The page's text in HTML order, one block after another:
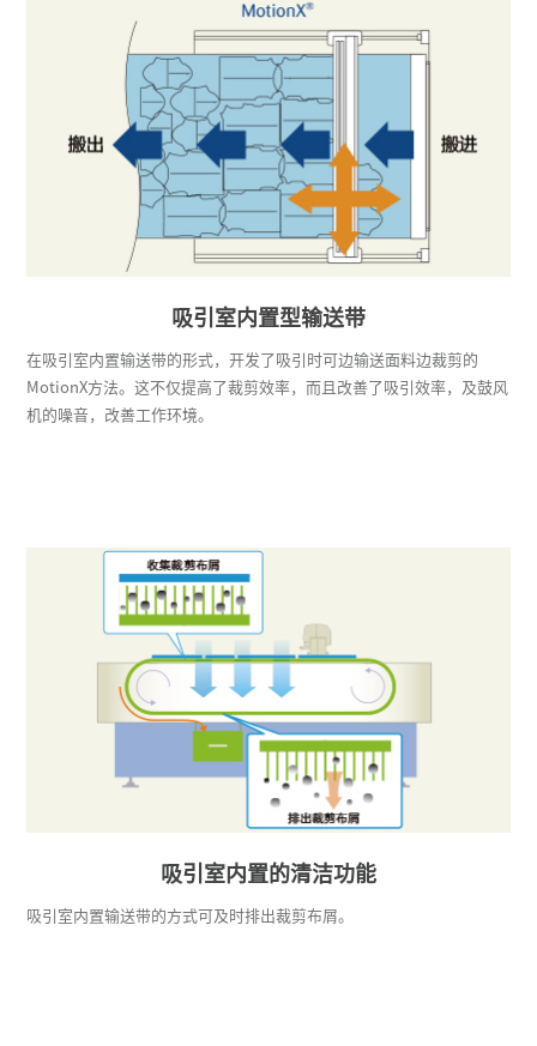
吸引室内置型输送带
在吸引室内置输送带的形式，开发了吸引时可边输送面料边裁剪的
MotionX方法。这不仅提高了裁剪效率，而且改善了吸引效率，及鼓风
机的噪音，改善工作环境。
吸引室内置的清洁功能
吸引室内置输送带的方式可及时排出裁剪布屑。